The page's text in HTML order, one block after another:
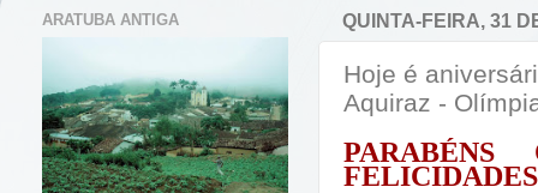
QUINTA-FEIRA, 31
Hoje é
Aquiraz -
ARATUBA ANTIGA